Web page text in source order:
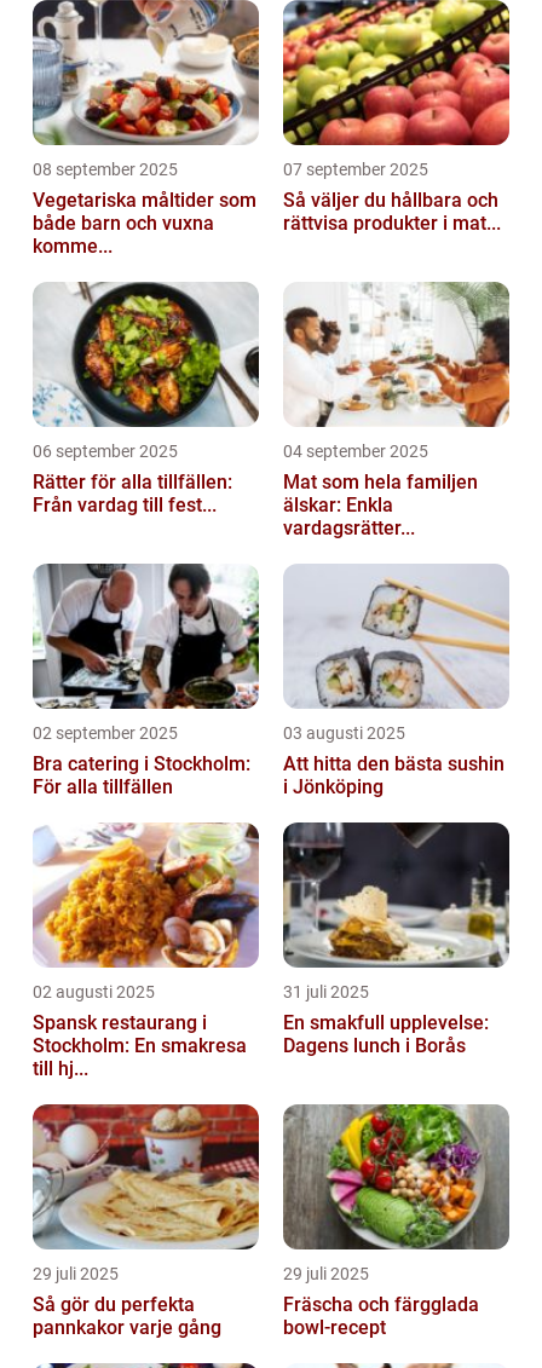
08 september 2025
Vegetariska måltider som
både barn och vuxna
komme...
07 september 2025
Så väljer du hållbara och
rättvisa produkter i mat...
06 september 2025
Rätter för alla tillfällen:
Från vardag till fest...
04 september 2025
Mat som hela familjen
älskar: Enkla
vardagsrätter...
02 september 2025
Bra catering i Stockholm:
För alla tillfällen
03 augusti 2025
Att hitta den bästa sushin
i Jönköping
02 augusti 2025
Spansk restaurang i
Stockholm: En smakresa
till hj...
31 juli 2025
En smakfull upplevelse:
Dagens lunch i Borås
29 juli 2025
Så gör du perfekta
pannkakor varje gång
29 juli 2025
Fräscha och färgglada
bowl-recept